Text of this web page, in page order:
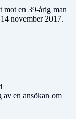
mot en 39-årig man
november 2017.
av en ansökan om